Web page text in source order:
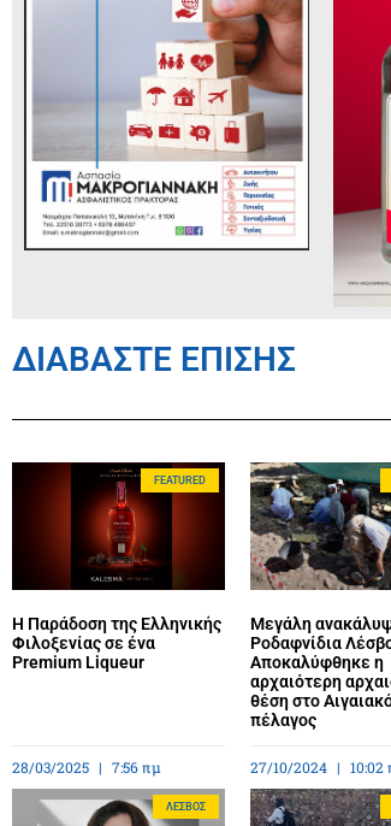
ΔΙΑΒΑΣΤΕ ΕΠΙΣΗΣ
FEATURED
Η Παράδοση της Ελληνικής
Φιλοξενίας σε ένα
Premium Liqueur
28/03/2025 7:56 πμ
Μεγάλη
Ροδαφνίδια
Αποκαλύφθηκε η
αρχαιότερη
θέση στο
πέλαγος
27/10/2024 10:02
ΛΈΣΒΟΣ